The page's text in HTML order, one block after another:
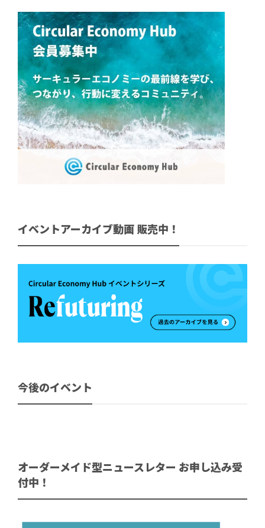
イベントアーカイブ動画 販売中！
今後のイベント
オーダーメイド型ニュースレター お申し込み受
付中！